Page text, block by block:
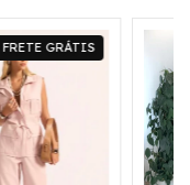
FRETE GRÁTIS